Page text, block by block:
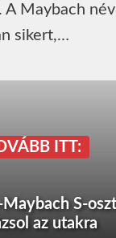
A Maybach
sikert,…
ITT:
S-
az utakra